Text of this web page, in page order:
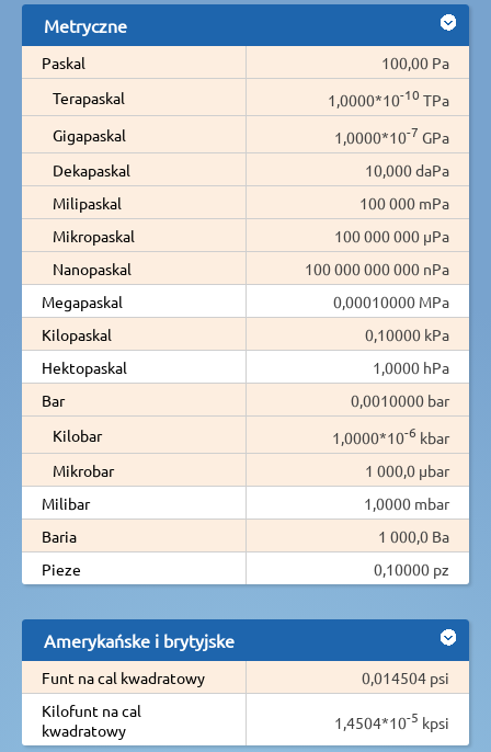
Metryczne
Paskal
100,00 Pa
Terapaskal
1,0000*10-10 TPa
Gigapaskal
1,0000*10-7 GPa
Dekapaskal
10,000 daPa
Milipaskal
100 000 mPa
Mikropaskal
100 000 000 µPa
Nanopaskal
100 000 000 000 nPa
Megapaskal
0,00010000 MPa
Kilopaskal
0,10000 kPa
Hektopaskal
1,0000 hPa
Bar
0,0010000 bar
Kilobar
1,0000*10-6 kbar
Mikrobar
1 000,0 µbar
Milibar
1,0000 mbar
Baria
1 000,0 Ba
Pieze
0,10000 pz
Amerykańske i brytyjske
Funt na cal kwadratowy
0,014504 psi
Kilofunt na cal
kwadratowy
1,4504*10-5 kpsi